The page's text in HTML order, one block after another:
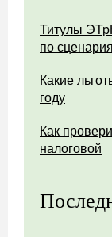
Титулы
по
Какие
году
Как
налоговой